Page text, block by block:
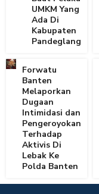
UMKM Yang
Ada Di
Kabupaten
Pandeglang
Forwatu
Banten
Melaporkan
Dugaan
Intimidasi dan
Pengeroyokan
Terhadap
Aktivis Di
Lebak Ke
Polda Banten